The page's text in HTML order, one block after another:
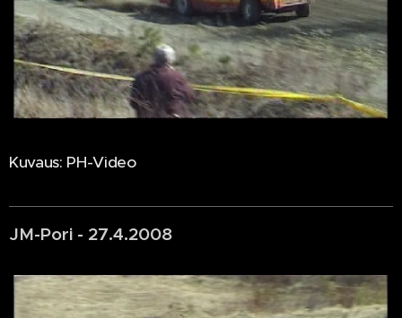
Kuvaus: PH-Video
JM-Pori - 27.4.2008